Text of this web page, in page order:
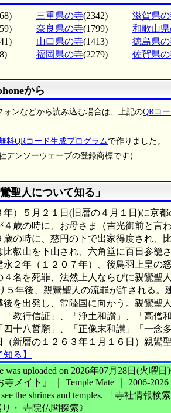
三重県の寺(2342) 滋賀県
奈良県の寺(1799) 和歌山
山口県の寺(1413) 徳島県
福岡県の寺(2279) 佐賀県
から
ォンなどから読み込む場合は、上記のQRコ
料QRコード生成プログラムで作りました。
デンソーウェーブの登録商標です）
聖人について知る」
）５月２１日(旧暦の４月１日)に京
歳の時に、お母さま（吉光御前と言
の時に、慈円の下で出家得度され、
叡山を下山され、六角堂に百日参籠
２年（１２０７年）、後鳥羽上皇の
名を死罪、法然上人ならびに親鸞聖
５年後、親鸞聖人の流罪が許される。
を出発し、常陸国に向かう。親鸞聖
教行信証」、「浄土和讃」、「高僧
十八誓願」、「正像末和讃」「一念
新暦の１２６３年１月１６日）親鸞
る】
was uploaded on 2026年07月28日(火曜日
寺メイト』 ｜ Temple Mate
2006-2026
the shrines and temples.
「寺社情報検
・ 寺院仏閣探索》